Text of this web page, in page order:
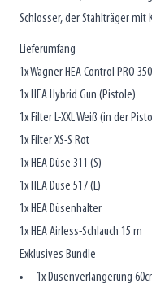
Schlosser, der Stahlträger mit
Lieferumfang
1x Wagner HEA Control PRO
1x HEA Hybrid Gun (Pistole)
1x Filter L-XXL Weiß (in der
1x Filter XS-S Rot
1x HEA Düse 311 (S)
1x HEA Düse 517 (L)
1x HEA Düsenhalter
1x HEA Airless-Schlauch 15 m
Exklusives Bundle
1x Düsenverlängerung